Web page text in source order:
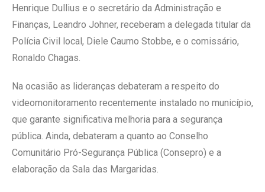
Henrique Dullius e o secretário da Administração e
Finanças, Leandro Johner, receberam a delegada titular da
Polícia Civil local, Diele Caumo Stobbe, e o comissário,
Ronaldo Chagas.
Na ocasião as lideranças debateram a respeito do
videomonitoramento recentemente instalado no município,
que garante significativa melhoria para a segurança
pública. Ainda, debateram a quanto ao Conselho
Comunitário Pró-Segurança Pública (Consepro) e a
elaboração da Sala das Margaridas.